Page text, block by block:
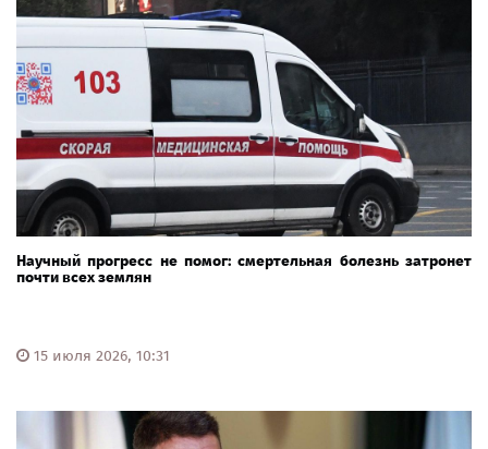
Научный прогресс не помог: смертельная болезнь затронет
почти всех землян
15 июля 2026, 10:31